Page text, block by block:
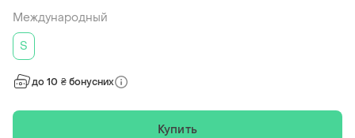
Международный
S
до 10 ₴ бонусних
Купить